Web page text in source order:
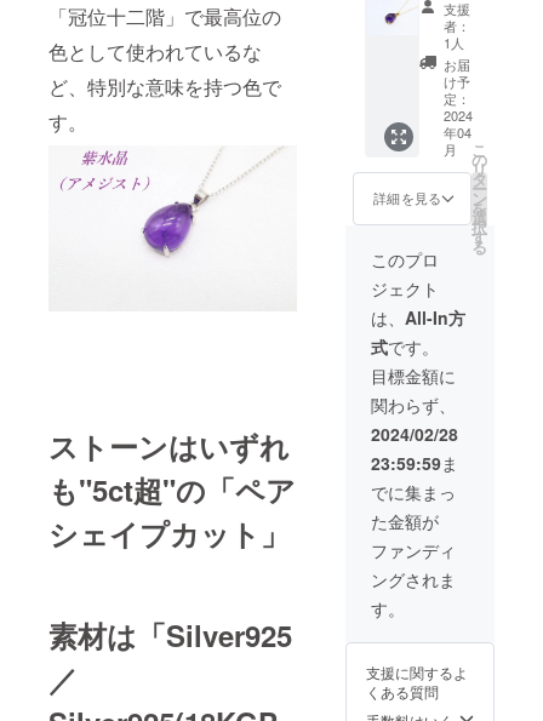
「冠位十二階」で最高位の
色として使われているな
ど、特別な意味を持つ色で
す。
ストーンはいずれ
も"5ct超"の「ペア
シェイプカット」
素材は「Silver925
／
と呼ば
れる内
包物な
どが
入って
いる場
合もご
ざいま
す。
真はサ
ンプル
写真に
なりま
すの
で、
形・色
合いな
ど若干
の違い
す。 ※
となり
ますの
で、わ
ずかに
インク
ルー
ジョン
と呼ば
包物な
どが
入って
いる場
合もご
ざいま
す。
14mm×
横約
10mm
■ネック
レス内
周：
40cm ※
オリジ
ナル
送料
代・税
込みの
価格と
なりま
す。 ※
掲載写
真はサ
ンプル
写真に
なりま
すの
で、
形・色
合いな
ど若干
の違い
はござ
天然石
ますの
で、わ
スト) シ
ルバー
(18KGP
)ネック
レス
【限定
50個】
■価格：
4,500円
■素材：
天然ア
メジス
ト、
Silver9
25(18K
GP)
■Main
Stone
アメジ
ストの
大き
さ：縦
約
14mm×
横約
10mm
■ネック
レス内
周：
40cm ※
ボック
送料
代・税
支援
者：
1人
お届
け予
定：
2024
年04
月
詳細を見る
こ
の
リ
タ
ー
ン
を
選
択
す
る
このプロ
ジェクト
は、 All-In方
式です。
目標金額に
関わらず、
2024/02/28
23:59:59ま
でに集まっ
た金額が
ファンディ
ングされま
す。
支援に関するよ
くある質問